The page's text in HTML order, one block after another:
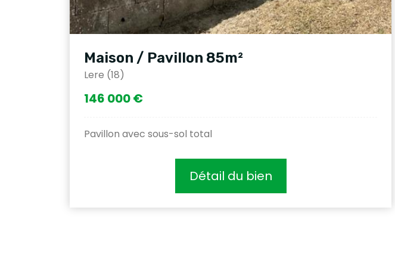
Maison / Pavillon 85m²
Lere (18)
146 000 €
Pavillon avec sous-sol total
Détail du bien